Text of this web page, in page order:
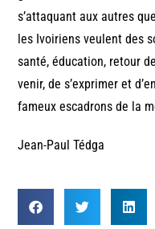
s’attaquant aux autres
les Ivoiriens veulent des
santé, éducation, retour
venir, de s’exprimer et
fameux escadrons de la
Jean-Paul Tédga